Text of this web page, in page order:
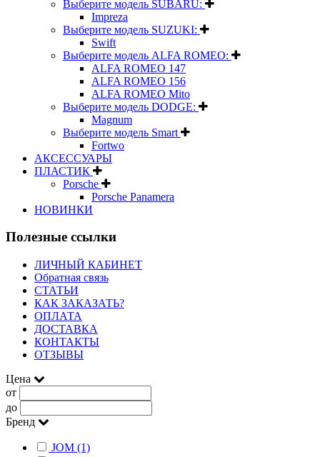
Выберите модель SUBARU:
Impreza
Выберите модель SUZUKI:
Swift
Выберите модель ALFA ROMEO:
ALFA ROMEO 147
ALFA ROMEO 156
ALFA ROMEO Mito
Выберите модель DODGE:
Magnum
Выберите модель Smart
Fortwo
АКСЕССУАРЫ
ПЛАСТИК
Porsche
Porsche Panamera
НОВИНКИ
Полезные ссылки
ЛИЧНЫЙ КАБИНЕТ
Обратная связь
СТАТЬИ
КАК ЗАКАЗАТЬ?
ОПЛАТА
ДОСТАВКА
КОНТАКТЫ
ОТЗЫВЫ
Цена
от
до
Бренд
JOM (1)